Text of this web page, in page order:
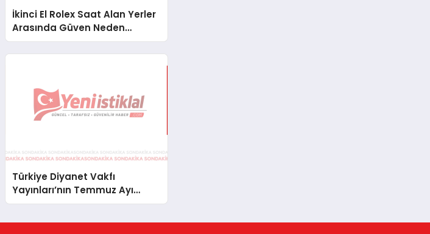
İkinci El Rolex Saat Alan Yerler
Arasında Güven Neden
Önemlidir?
Türkiye Diyanet Vakfı
Yayınları’nın Temmuz Ayı
Fırsat Köşesinde Bülent Ata